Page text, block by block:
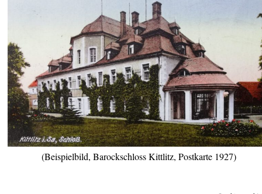
(Beispielbild, Barockschloss Kittlitz, Postkarte 1927)